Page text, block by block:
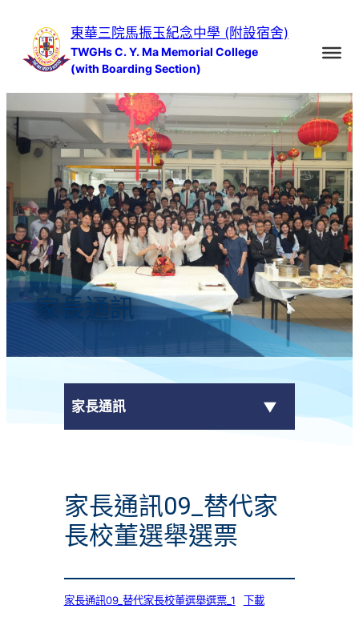
容
東華三院馬振玉紀念中學 (附設宿舍)
TWGHs C. Y. Ma Memorial College
(with Boarding Section)
家長通訊
家長通訊
學校通告
家長通訊09_替代家
長校董選舉選票
家長通訊09_替代家長校董選舉選票_1 下載